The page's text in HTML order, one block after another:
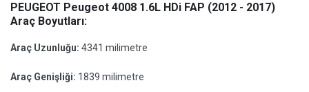
PEUGEOT Peugeot 4008 1.6L HDi FAP (2012 - 2017)
Araç Boyutları:
Araç Uzunluğu: 4341 milimetre
Araç Genişliği: 1839 milimetre